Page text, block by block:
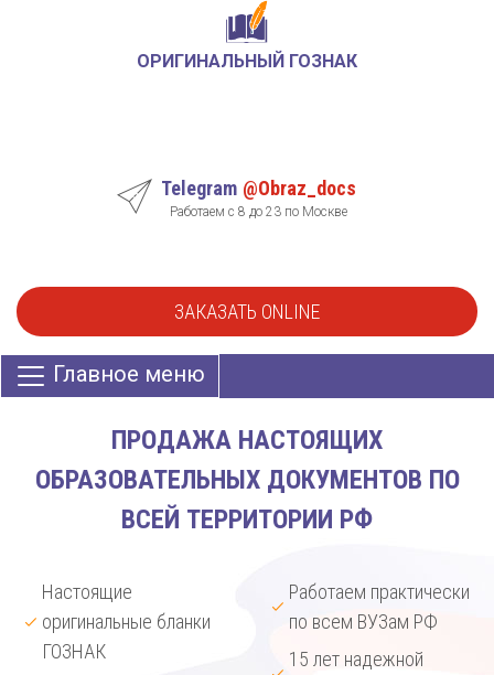
ОРИГИНАЛЬНЫЙ ГОЗНАК
Telegram @Obraz_docs
Работаем с 8 до 23 по Москве
ЗАКАЗАТЬ ONLINE
Главное меню
ПРОДАЖА НАСТОЯЩИХ
ОБРАЗОВАТЕЛЬНЫХ ДОКУМЕНТОВ ПО
ВСЕЙ ТЕРРИТОРИИ РФ
Настоящие
оригинальные бланки
ГОЗНАК
Работаем практически
по всем ВУЗам РФ
15 лет надежной